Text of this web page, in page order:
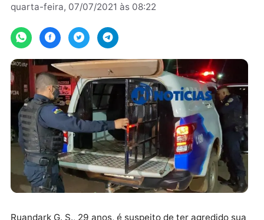
quarta-feira, 07/07/2021 às 08:22